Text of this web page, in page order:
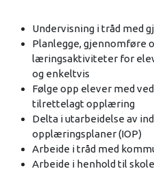
Undervisning i tråd med
Planlegge, gjennomføre
læringsaktiviteter for
og enkeltvis
Følge opp elever med
tilrettelagt opplæring
Delta i utarbeidelse av
opplæringsplaner (IOP)
Arbeide i tråd med
Arbeide i henhold til